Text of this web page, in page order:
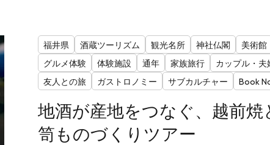
福井県 酒蔵ツーリズム 観光名所 神社仏閣 美術館
グルメ体験
体験施設 通年 家族旅行 カップル・夫
友人との旅
ガストロノミー サブカルチャー Book
地酒が産地をつなぐ、越前焼
笥ものづくりツアー